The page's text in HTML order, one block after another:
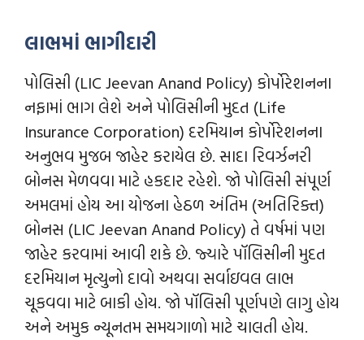
લાભમાં ભાગીદારી
પોલિસી (LIC Jeevan Anand Policy) કોર્પોરેશનના
નફામાં ભાગ લેશે અને પોલિસીની મુદત (Life
Insurance Corporation) દરમિયાન કોર્પોરેશનના
અનુભવ મુજબ જાહેર કરાયેલ છે. સાદા રિવર્ઝનરી
બોનસ મેળવવા માટે હકદાર રહેશે. જો પોલિસી સંપૂર્ણ
અમલમાં હોય આ યોજના હેઠળ અંતિમ (અતિરિક્ત)
બોનસ (LIC Jeevan Anand Policy) તે વર્ષમાં પણ
જાહેર કરવામાં આવી શકે છે. જ્યારે પૉલિસીની મુદત
દરમિયાન મૃત્યુનો દાવો અથવા સર્વાઇવલ લાભ
ચૂકવવા માટે બાકી હોય. જો પૉલિસી પૂર્ણપણે લાગુ હોય
અને અમુક ન્યૂનતમ સમયગાળો માટે ચાલતી હોય.